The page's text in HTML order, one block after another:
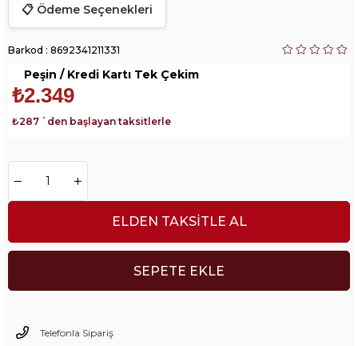
📋 Ödeme Seçenekleri
Barkod : 8692341211331
₺2.349
₺287 `den başlayan taksitlerle
ELDEN TAKSITLE AL
Telefonla Sipariş